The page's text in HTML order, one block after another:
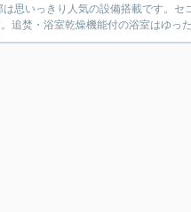
は思いっきり人気の設備搭載です。
追焚・浴室乾燥機能付の浴室はゆっ